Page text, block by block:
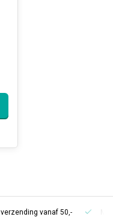
verzending vanaf 50,-